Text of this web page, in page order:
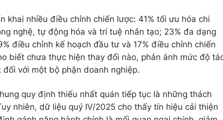
khai nhiều điều chỉnh chiến lược: 41% tối ưu hóa chi
nghệ, tự động hóa và trí tuệ nhân tạo; 23% đa dạng
điều chỉnh kế hoạch đầu tư và 17% điều chỉnh chiến
biết chưa thực hiện thay đổi nào, phản ánh mức độ
với một bộ phận doanh nghiệp.
quy định thiếu nhất quán tiếp tục là những thách
nhiên, dữ liệu quý IV/2025 cho thấy tín hiệu cải thiện